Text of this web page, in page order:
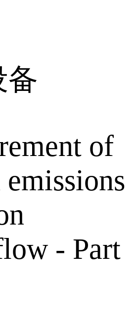
备
of
- Part